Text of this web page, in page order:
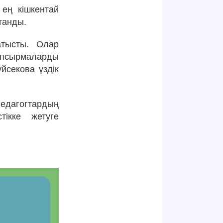
кішкентай
Олар
үздік
жетуге